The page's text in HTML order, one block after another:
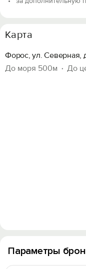
Параметры
Карта
Форос, ул. Северная,
До моря 500м
До